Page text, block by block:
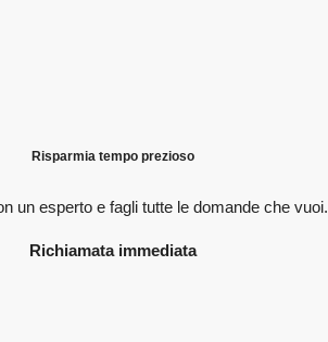
Risparmia tempo prezioso
un esperto e faglitutte le domande che vuoi.
Richiamata immediata